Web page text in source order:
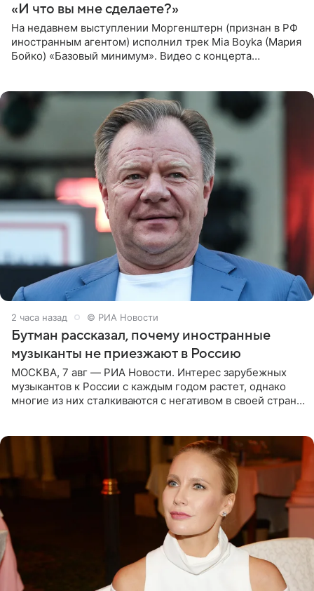
«И что вы мне сделаете?»
На недавнем выступлении Моргенштерн (признан в РФ
иностранным агентом) исполнил трек Mia Boyka (Мария
Бойко) «Базовый минимум». Видео с концерта
2 часа назад © РИА Новости
Бутман рассказал, почему иностранные
музыканты не приезжают в Россию
МОСКВА, 7 авг — РИА Новости. Интерес зарубежных
музыкантов к России с каждым годом растет, однако
многие из них сталкиваются с негативом в своей стране